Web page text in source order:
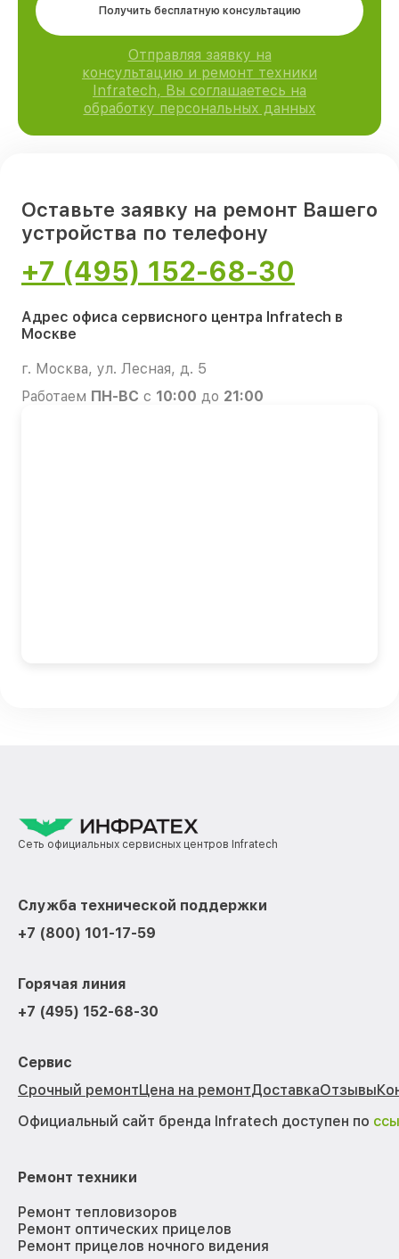
Получить бесплатную консультацию
Отправляя заявку на
консультацию и ремонт техники
Infratech, Вы соглашаетесь на
обработку персональных данных
Оставьте заявку на ремонт Вашего
устройства по телефону
+7 (495) 152-68-30
Адрес офиса сервисного центра Infratech в
Москве
г. Москва, ул. Лесная, д. 5
Работаем ПН-ВС с 10:00 до 21:00
Сеть официальных сервисных центров Infratech
Служба технической поддержки
+7 (800) 101-17-59
Горячая линия
+7 (495) 152-68-30
Сервис
Срочный ремонтЦена на ремонтДоставкаОтзывы
Официальный сайт бренда Infratech доступен по
Ремонт техники
Ремонт тепловизоров
Ремонт оптических прицелов
Ремонт прицелов ночного видения